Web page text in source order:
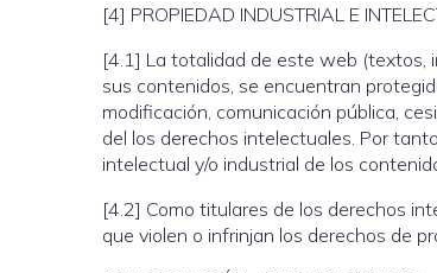
[4] PROPIEDAD INDUSTRIAL E
[4.1] La totalidad de este web (textos,
sus contenidos, se encuentran
modificación, comunicación pública,
del los derechos intelectuales. Por
intelectual y/o industrial de los
[4.2] Como titulares de los derechos
que violen o infrinjan los derechos de